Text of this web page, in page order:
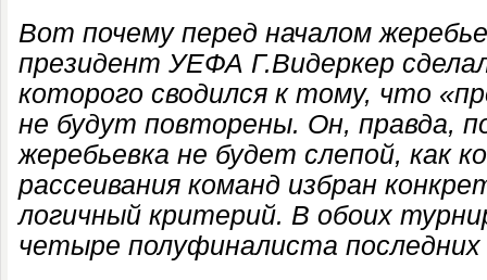
Вот почему перед началом
президент УЕФА Г.Видеркер
которого сводился к тому, что
не будут повторены. Он, правда,
жеребьевка не будет слепой, как
рассеивания команд избран
логичный критерий. В обоих
четыре полуфиналиста